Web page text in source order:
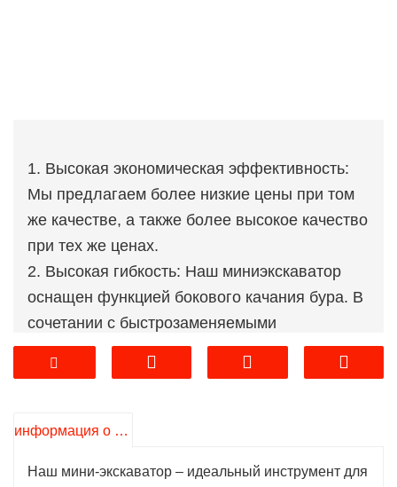
1. Высокая экономическая эффективность:
Мы предлагаем более низкие цены при том
же качестве, а также более высокое качество
при тех же ценах.
2. Высокая гибкость: Наш миниэкскаватор
оснащен функцией бокового качания бура. В
сочетании с быстрозаменяемыми
соединителями эта функция позволяет
быстро заменять детали экскаватора.
удобный для пользователя, позволяет даже
нагрузку на оператора. В то же время
информация о продукте
Наш мини-экскаватор – идеальный инструмент для